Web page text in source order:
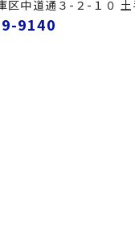
区中道通３-２-１０ 土
9140